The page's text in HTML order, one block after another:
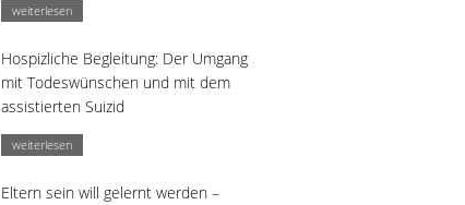
weiterlesen
Hospizliche Begleitung: Der Umgang
mit Todeswünschen und mit dem
assistierten Suizid
weiterlesen
Eltern sein will gelernt werden –